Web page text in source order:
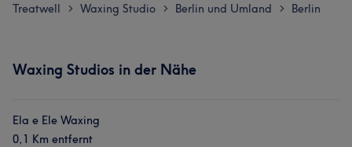
Treatwell > Waxing Studio > Berlin und Umland > Berlin
Waxing Studios in der Nähe
Ela e Ele Waxing
0,1 Km entfernt